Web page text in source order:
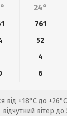
24°
761
52
4
6
+18°C до
вітер